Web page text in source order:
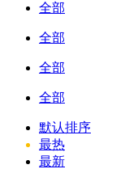
全部
全部
全部
全部
默认排序
最热
最新